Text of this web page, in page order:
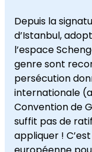
Depuis la
d’Istanbul,
l’espace
genre sont
persécution
internationale
Convention de
suffit pas de
appliquer !